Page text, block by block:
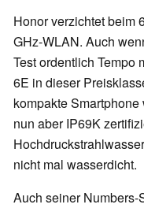
Honor verzichtet beim
GHz-WLAN. Auch
Test ordentlich Tempo
6E in dieser
kompakte
nun aber IP69K
nicht mal wasserdicht.
Auch seiner